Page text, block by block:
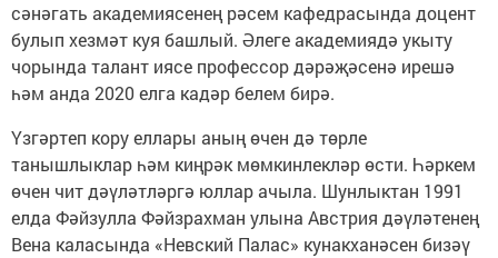
сәнәгать академиясенең рәсем кафедрасында доцент
булып хезмәт куя башлый. Әлеге академиядә укыту
чорында талант иясе профессор дәрәҗәсенә ирешә
һәм анда 2020 елга кадәр белем бирә.
Үзгәртеп кору еллары аның өчен дә төрле
танышлыклар һәм киңрәк мөмкинлекләр өсти. Һәркем
өчен чит дәүләтләргә юллар ачыла. Шунлыктан 1991
елда Фәйзулла Фәйзрахман улына Австрия дәүләтенең
Вена каласында «Невский Палас» кунакханәсен бизәү